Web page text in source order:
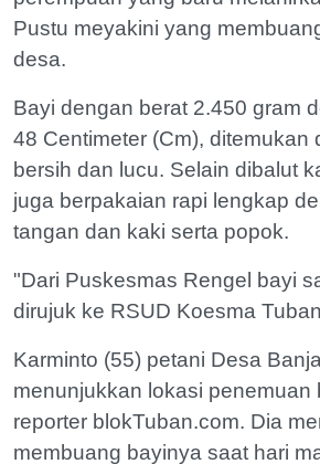
Pustu meyakini yang
desa.
Bayi dengan berat 2.450 gram
48 Centimeter (Cm), ditemukan
bersih dan lucu. Selain dibalut
juga berpakaian rapi lengkap
tangan dan kaki serta popok.
"Dari Puskesmas Rengel bayi
dirujuk ke RSUD Koesma
Karminto (55) petani Desa
menunjukkan lokasi penemuan
reporter blokTuban.com. Dia
membuang bayinya saat hari